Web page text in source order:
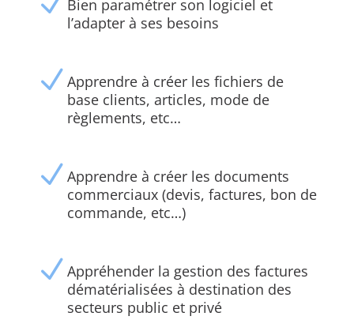
Bien paramétrer son logiciel et
l’adapter à ses besoins
N Apprendre à créer les fichiers de
base clients, articles, mode de
règlements, etc…
N Apprendre à créer les documents
commerciaux (devis, factures, bon de
commande, etc…)
N Appréhender la gestion des factures
dématérialisées à destination des
secteurs public et privé